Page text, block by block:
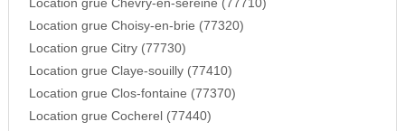
Location grue Chevry-en-sereine (77710)
Location grue Choisy-en-brie (77320)
Location grue Citry (77730)
Location grue Claye-souilly (77410)
Location grue Clos-fontaine (77370)
Location grue Cocherel (77440)